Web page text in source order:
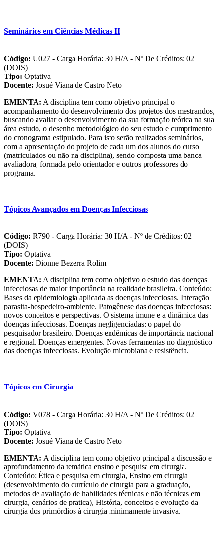
Seminários em Ciências Médicas II
Código: U027 - Carga Horária: 30 H/A - Nº De Créditos: 02
(DOIS)
Tipo: Optativa
Docente: Josué Viana de Castro Neto
EMENTA: A disciplina tem como objetivo principal o
acompanhamento do desenvolvimento dos projetos dos mestrandos,
buscando avaliar o desenvolvimento da sua formação teórica na sua
área estudo, o desenho metodológico do seu estudo e cumprimento
do cronograma estipulado. Para isto serão realizados seminários,
com a apresentação do projeto de cada um dos alunos do curso
(matriculados ou não na disciplina), sendo composta uma banca
avaliadora, formada pelo orientador e outros professores do
programa.
Tópicos Avançados em Doenças Infecciosas
Código: R790 - Carga Horária: 30 H/A - Nº de Créditos: 02
(DOIS)
Tipo: Optativa
Docente: Dionne Bezerra Rolim
EMENTA: A disciplina tem como objetivo o estudo das doenças
infecciosas de maior importância na realidade brasileira. Conteúdo:
Bases da epidemiologia aplicada as doenças infecciosas. Interação
parasita-hospedeiro-ambiente. Patogênese das doenças infecciosas:
novos conceitos e perspectivas. O sistema imune e a dinâmica das
doenças infecciosas. Doenças negligenciadas: o papel do
pesquisador brasileiro. Doenças endêmicas de importância nacional
e regional. Doenças emergentes. Novas ferramentas no diagnóstico
das doenças infecciosas. Evolução microbiana e resistência.
Tópicos em Cirurgia
Código: V078 - Carga Horária: 30 H/A - Nº De Créditos: 02
(DOIS)
Tipo: Optativa
Docente: Josué Viana de Castro Neto
EMENTA: A disciplina tem como objetivo principal a discussão e
aprofundamento da temática ensino e pesquisa em cirurgia.
Conteúdo: Ética e pesquisa em cirurgia, Ensino em cirurgia
(desenvolvimento do currículo de cirurgia para a graduação,
metodos de avaliação de habilidades técnicas e não técnicas em
cirurgia, cenários de pratica), História, conceitos e evolução da
cirurgia dos primórdios à cirurgia minimamente invasiva.